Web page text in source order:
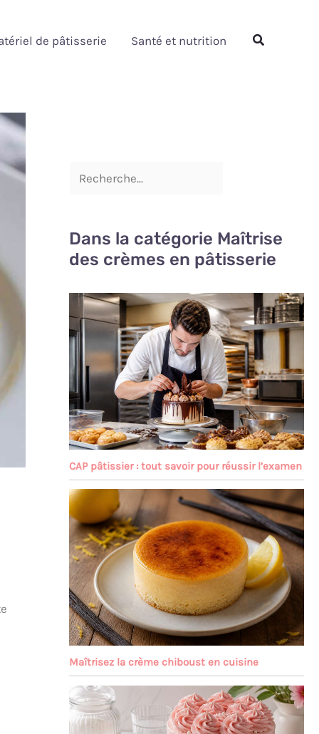
de pâtisserie Santé et nutrition Rechercher
Dans la catégorie Maîtrise
des crèmes en pâtisserie
CAP pâtissier : tout savoir pour réussir l’examen
Maîtrisez la crème chiboust en cuisine